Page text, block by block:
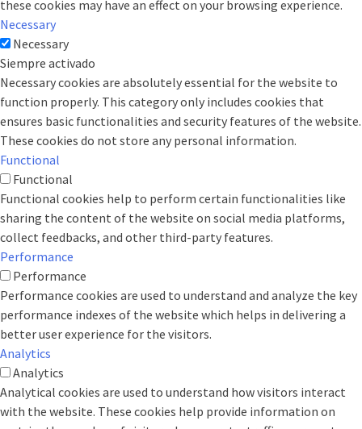
these cookies may have an effect on your browsing experience.
Necessary
Necessary
Siempre activado
Necessary cookies are absolutely essential for the website to
function properly. This category only includes cookies that
ensures basic functionalities and security features of the website.
These cookies do not store any personal information.
Functional
Functional
Functional cookies help to perform certain functionalities like
sharing the content of the website on social media platforms,
collect feedbacks, and other third-party features.
Performance
Performance
Performance cookies are used to understand and analyze the key
performance indexes of the website which helps in delivering a
better user experience for the visitors.
Analytics
Analytics
Analytical cookies are used to understand how visitors interact
with the website. These cookies help provide information on